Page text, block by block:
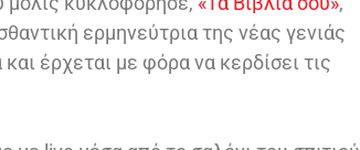
ερμηνεύτρια της νέας γενιάς
έρχεται με φόρα να κερδίσει τις